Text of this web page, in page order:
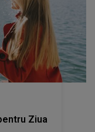
Ziua